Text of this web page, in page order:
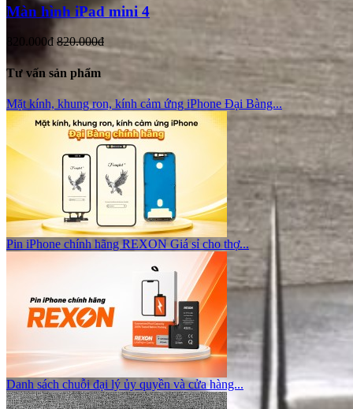
Màn hình iPad mini 4
820.000đ 820.000đ
Tư vấn sản phẩm
Mặt kính, khung ron, kính cảm ứng iPhone Đại Bàng...
Pin iPhone chính hãng REXON Giá sỉ cho thợ...
Danh sách chuỗi đại lý ủy quyền và cửa hàng...